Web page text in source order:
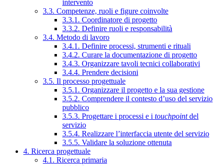
intervento
3.3. Competenze, ruoli e figure coinvolte
3.3.1. Coordinatore di progetto
3.3.2. Definire ruoli e responsabilità
3.4. Metodo di lavoro
3.4.1. Definire processi, strumenti e rituali
3.4.2. Curare la documentazione di progetto
3.4.3. Organizzare tavoli tecnici collaborativi
3.4.4. Prendere decisioni
3.5. Il processo progettuale
3.5.1. Organizzare il progetto e la sua gestione
3.5.2. Comprendere il contesto d’uso del servizio
pubblico
3.5.3. Progettare i processi e i touchpointdel
servizio
3.5.4. Realizzare l’interfaccia utente del servizio
3.5.5. Validare la soluzione ottenuta
4. Ricerca progettuale
4.1. Ricerca primaria